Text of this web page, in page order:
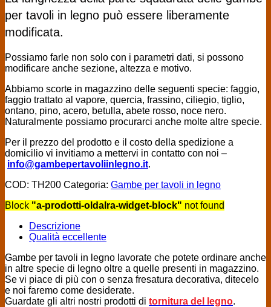
per tavoli in legno può essere liberamente
modificata.
Possiamo farle non solo con i parametri dati, si possono
modificare anche sezione, altezza e motivo.
Abbiamo scorte in magazzino delle seguenti specie: faggio,
faggio trattato al vapore, quercia, frassino, ciliegio, tiglio,
ontano, pino, acero, betulla, abete rosso, noce nero.
Naturalmente possiamo procurarci anche molte altre specie.
Per il prezzo del prodotto e il costo della spedizione a
domicilio vi invitiamo a mettervi in contatto con noi –
info@gambepertavoliinlegno.it.
COD: TH200 Categoria: Gambe per tavoli in legno
Block "a-prodotti-oldalra-widget-block" not found
Descrizione
Qualità eccellente
Gambe per tavoli in legno lavorate che potete ordinare anche
in altre specie di legno oltre a quelle presenti in magazzino.
Se vi piace di più con o senza fresatura decorativa, ditecelo
e noi faremo come desiderate.
Guardate gli altri nostri prodotti di tornitura del legno.